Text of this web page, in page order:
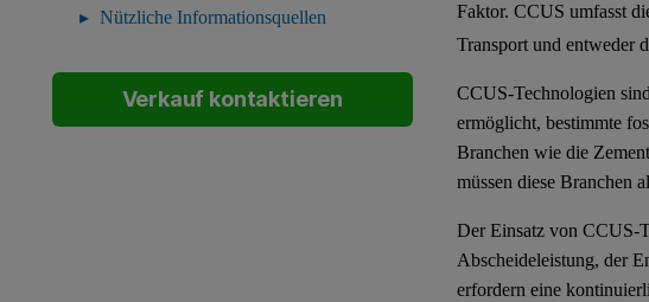
Nützliche Informationsquellen
Verkauf kontaktieren
Faktor. CCUS umfasst
Transport und entweder
CCUS-Technologien
ermöglicht, bestimmte
Branchen wie die
müssen diese Branchen
Der Einsatz von CCUS-
Abscheideleistung, der
erfordern eine